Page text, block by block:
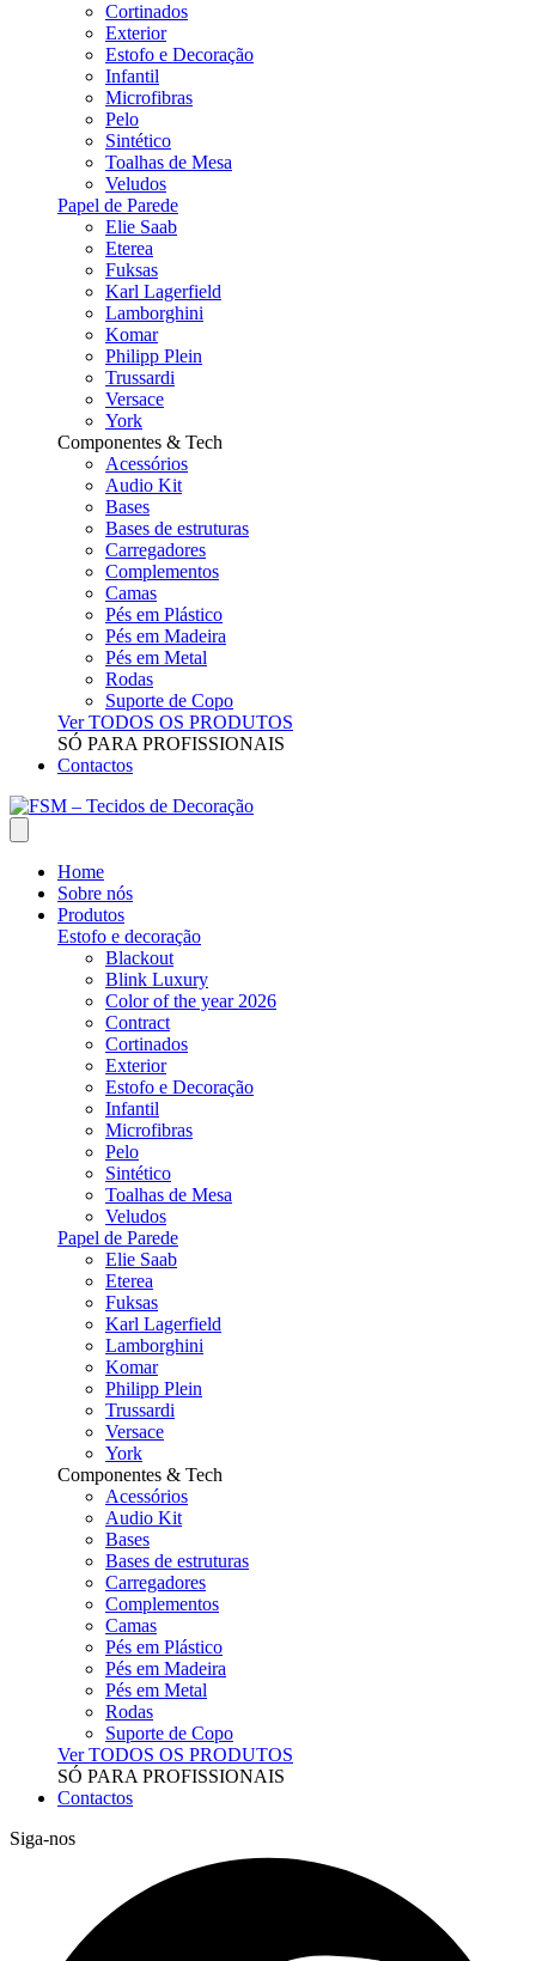
Cortinados
Exterior
Estofo e Decoração
Infantil
Microfibras
Pelo
Sintético
Toalhas de Mesa
Veludos
Papel de Parede
Elie Saab
Eterea
Fuksas
Karl Lagerfield
Lamborghini
Komar
Philipp Plein
Trussardi
Versace
York
Componentes & Tech
Acessórios
Audio Kit
Bases
Bases de estruturas
Carregadores
Complementos
Camas
Pés em Plástico
Pés em Madeira
Pés em Metal
Rodas
Suporte de Copo
Ver TODOS OS PRODUTOS
SÓ PARA PROFISSIONAIS
Contactos
Home
Sobre nós
Produtos
Estofo e decoração
Blackout
Blink Luxury
Color of the year 2026
Contract
Cortinados
Exterior
Estofo e Decoração
Infantil
Microfibras
Pelo
Sintético
Toalhas de Mesa
Veludos
Papel de Parede
Elie Saab
Eterea
Fuksas
Karl Lagerfield
Lamborghini
Komar
Philipp Plein
Trussardi
Versace
York
Componentes & Tech
Acessórios
Audio Kit
Bases
Bases de estruturas
Carregadores
Complementos
Camas
Pés em Plástico
Pés em Madeira
Pés em Metal
Rodas
Suporte de Copo
Ver TODOS OS PRODUTOS
SÓ PARA PROFISSIONAIS
Contactos
Siga-nos